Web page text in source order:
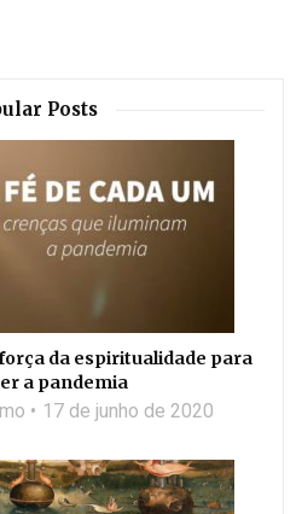
Posts
da espiritualidade para
a pandemia
17 de junho de 2020